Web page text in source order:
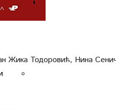
Жика Тодоровић, Нина